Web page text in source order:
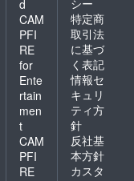
d
CAM
PFI
RE
for
Ente
rtain
men
t
CAM
PFI
RE
特定商
取引法
に基づ
く表記
情報セ
キュリ
ティ方
針
反社基
本方針
カスタ